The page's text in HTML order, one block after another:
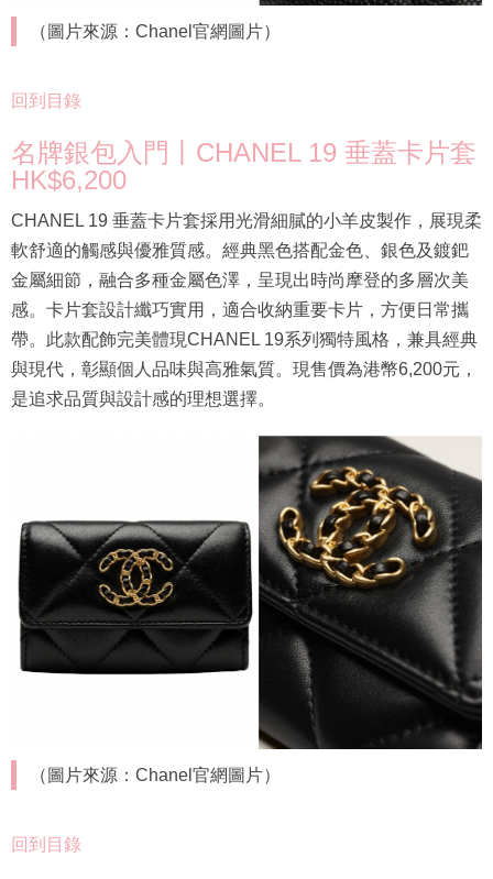
（圖片來源：Chanel官網圖片）
回到目錄
名牌銀包入門丨CHANEL 19 垂蓋卡片套
HK$6,200
CHANEL 19 垂蓋卡片套採用光滑細膩的小羊皮製作，展現柔
軟舒適的觸感與優雅質感。經典黑色搭配金色、銀色及鍍鈀
金屬細節，融合多種金屬色澤，呈現出時尚摩登的多層次美
感。卡片套設計纖巧實用，適合收納重要卡片，方便日常攜
帶。此款配飾完美體現CHANEL 19系列獨特風格，兼具經典
與現代，彰顯個人品味與高雅氣質。現售價為港幣6,200元，
是追求品質與設計感的理想選擇。
（圖片來源：Chanel官網圖片）
回到目錄